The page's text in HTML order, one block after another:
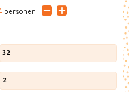
personen
32
2